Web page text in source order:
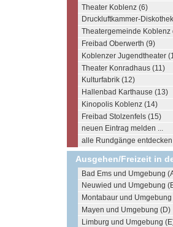
Theater Koblenz (6)
Druckluftkammer-
Theatergemeinde Koblenz
Freibad Oberwerth (9)
Koblenzer Jugendtheater
Theater Konradhaus (11)
Kulturfabrik (12)
Hallenbad Karthause (13)
Kinopolis Koblenz (14)
Freibad Stolzenfels (15)
neuen Eintrag melden ...
alle Rundgänge entdecken
Ausgehen/Freizeit in
Bad Ems und Umgebung
Neuwied und Umgebung
Montabaur und
Mayen und Umgebung (D)
Limburg und Umgebung